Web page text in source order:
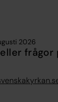
2026
frågor